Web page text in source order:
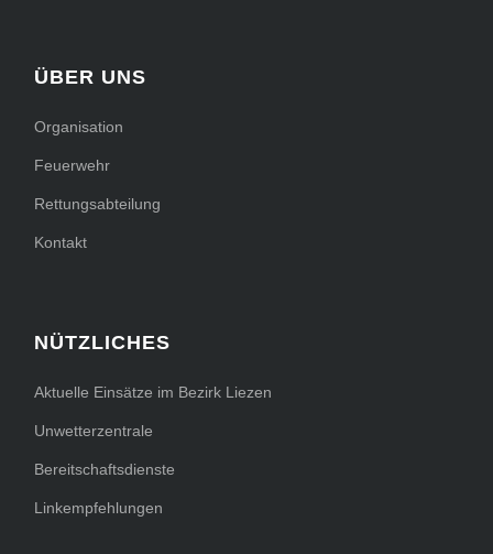
ÜBER UNS
Organisation
Feuerwehr
Rettungsabteilung
Kontakt
NÜTZLICHES
Aktuelle Einsätze im Bezirk Liezen
Unwetterzentrale
Bereitschaftsdienste
Linkempfehlungen